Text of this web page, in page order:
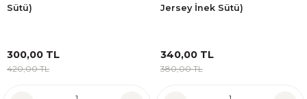
Sütü)
300,00 TL
420,00 TL
Jersey İnek Sütü)
340,00 TL
380,00 TL